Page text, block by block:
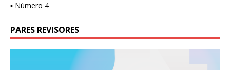
▪ Número 4
PARES REVISORES